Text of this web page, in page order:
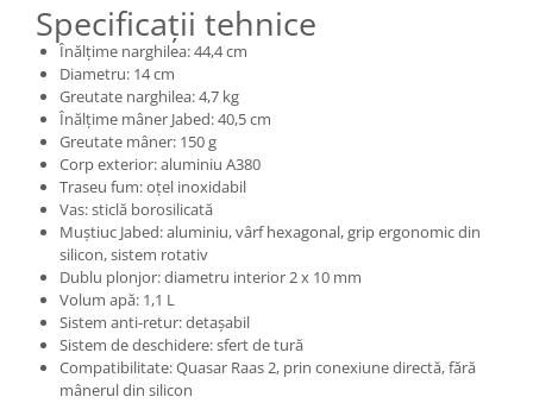
Specificații tehnice
Înălțime narghilea: 44,4 cm
Diametru: 14 cm
Greutate narghilea: 4,7 kg
Înălțime mâner Jabed: 40,5 cm
Greutate mâner: 150 g
Corp exterior: aluminiu A380
Traseu fum: oțel inoxidabil
Vas: sticlă borosilicată
Muștiuc Jabed: aluminiu, vârf hexagonal, grip ergonomic din
silicon, sistem rotativ
Dublu plonjor: diametru interior 2 x 10 mm
Volum apă: 1,1 L
Sistem anti-retur: detașabil
Sistem de deschidere: sfert de tură
Compatibilitate: Quasar Raas 2, prin conexiune directă, fără
mânerul din silicon